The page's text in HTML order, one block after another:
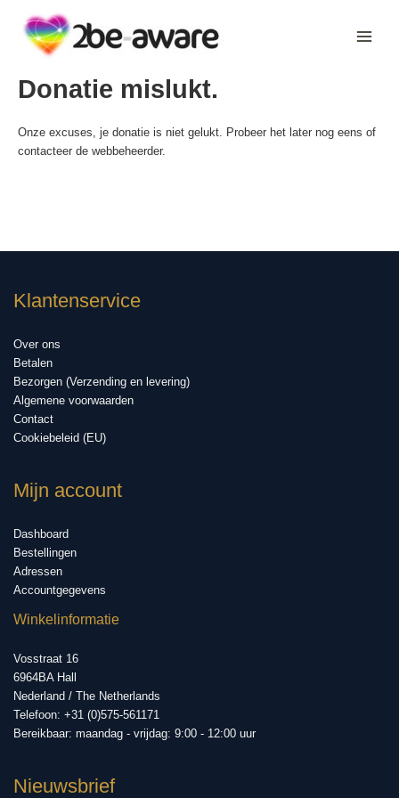
Donatie mislukt.
Onze excuses, je donatie is niet gelukt. Probeer het later nog eens of
contacteer de webbeheerder.
Klantenservice
Over ons
Betalen
Bezorgen (Verzending en levering)
Algemene voorwaarden
Contact
Cookiebeleid (EU)
Mijn account
Dashboard
Bestellingen
Adressen
Accountgegevens
Winkelinformatie
Vosstraat 16
6964BA Hall
Nederland / The Netherlands
Telefoon: +31 (0)575-561171
Bereikbaar: maandag - vrijdag: 9:00 - 12:00 uur
Nieuwsbrief